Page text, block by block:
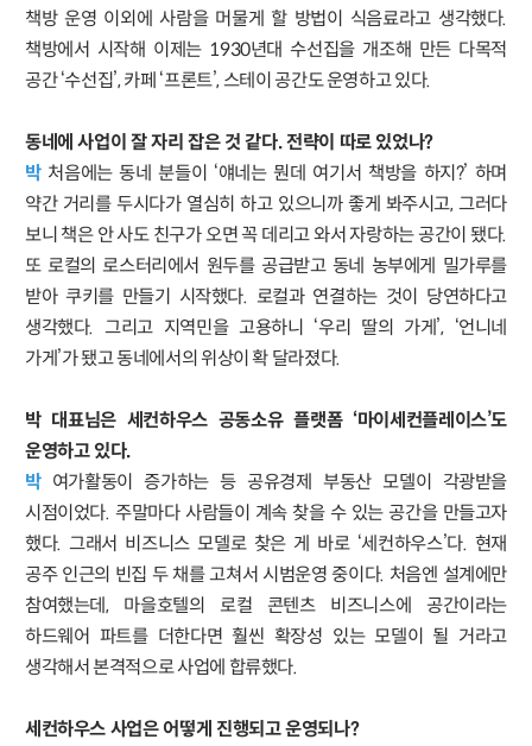
책방 운영 이외에 사람을 머물게 할 방법이 식음료라고 생각했다.
책방에서 시작해 이제는 1930년대 수선집을 개조해 만든 다목적
공간 ‘수선집’, 카페 ‘프론트’, 스테이 공간도 운영하고 있다.
동네에 사업이 잘 자리 잡은 것 같다. 전략이 따로 있었나?
박처음에는 동네 분들이 ‘얘네는 뭔데 여기서 책방을 하지?’ 하며
약간 거리를 두시다가 열심히 하고 있으니까 좋게 봐주시고, 그러다
보니 책은 안 사도 친구가 오면 꼭 데리고 와서 자랑하는 공간이 됐다.
또 로컬의 로스터리에서 원두를 공급받고 동네 농부에게 밀가루를
받아 쿠키를 만들기 시작했다. 로컬과 연결하는 것이 당연하다고
생각했다. 그리고 지역민을 고용하니 ‘우리 딸의 가게’, ‘언니네
가게’가 됐고 동네에서의 위상이 확 달라졌다.
박 대표님은 세컨하우스 공동소유 플랫폼 ‘마이세컨플레이스’도
운영하고 있다.
박여가활동이 증가하는 등 공유경제 부동산 모델이 각광받을
시점이었다. 주말마다 사람들이 계속 찾을 수 있는 공간을 만들고자
했다. 그래서 비즈니스 모델로 찾은 게 바로 ‘세컨하우스’다. 현재
공주 인근의 빈집 두 채를 고쳐서 시범운영 중이다. 처음엔 설계에만
참여했는데, 마을호텔의 로컬 콘텐츠 비즈니스에 공간이라는
하드웨어 파트를 더한다면 훨씬 확장성 있는 모델이 될 거라고
생각해서 본격적으로 사업에 합류했다.
세컨하우스 사업은 어떻게 진행되고 운영되나?